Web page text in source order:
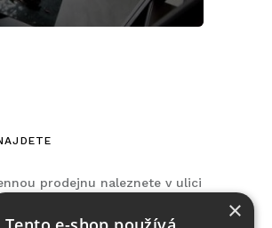
prodejnu naleznete v ulici
na Praze 2.
×